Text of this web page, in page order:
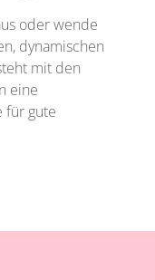
oder wende
dynamischen
mit den
eine
für gute